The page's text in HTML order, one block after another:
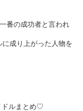
番の成功者と言われ
成り上がった人物を
ドルまとめ♡